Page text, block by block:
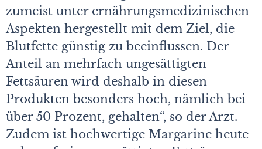
zumeist unter ernährungsmedizinischen
Aspekten hergestellt mit dem Ziel, die
Blutfette günstig zu beeinflussen. Der
Anteil an mehrfach ungesättigten
Fettsäuren wird deshalb in diesen
Produkten besonders hoch, nämlich bei
über 50 Prozent, gehalten“, so der Arzt.
Zudem ist hochwertige Margarine heute